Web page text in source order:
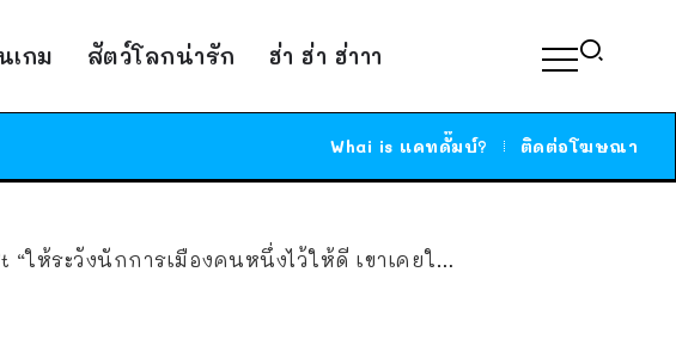
เกม สัตว์โลกน่ารัก ฮ่า ฮ่า ฮ่าาา
Whai is แคทดั๊มบ์? ติดต่อโฆษณา
มืองคนหนึ่งไว้ให้ดี เขาเคยใช้ความรุนแรงกับภรรยาเก่า”